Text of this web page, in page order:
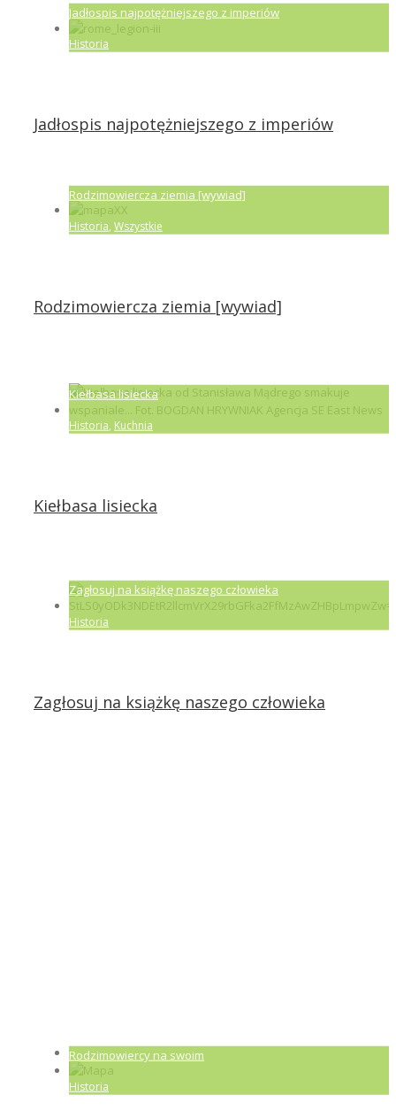
Jadłospis najpotężniejszego z imperiów
Historia
Jadłospis najpotężniejszego z imperiów
Rodzimowiercza ziemia [wywiad]
Historia, Wszystkie
Rodzimowiercza ziemia [wywiad]
Kiełbasa lisiecka
Historia, Kuchnia
Kiełbasa lisiecka
Zagłosuj na książkę naszego człowieka
Historia
Zagłosuj na książkę naszego człowieka
Rodzimowiercy na swoim
Historia